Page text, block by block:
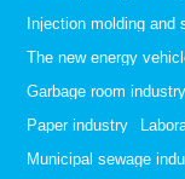
Injection molding and
The new energy
Garbage room industry
Paper industry
Municipal sewage